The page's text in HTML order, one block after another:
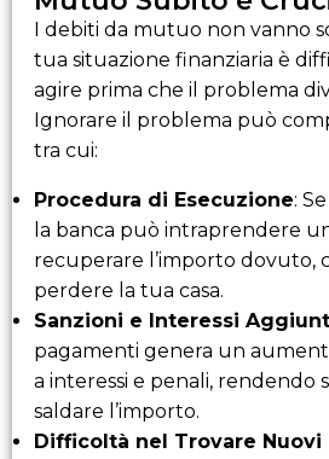
I debiti da mutuo non vanno
tua situazione finanziaria è
agire prima che il problema
Ignorare il problema può
tra cui:
Procedura di Esecuzione:
la banca può intraprendere
recuperare l’importo dovuto,
perdere la tua casa.
Sanzioni e Interessi
pagamenti genera un
a interessi e penali, rendendo
saldare l’importo.
Difficoltà nel Trovare Nuovi